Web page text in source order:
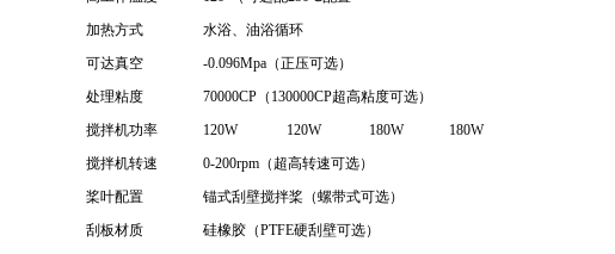
加热方式
水浴、油浴循环
可达真空
-0.096Mpa（正压可选）
处理粘度
70000CP（130000CP超高粘度可选）
搅拌机功率
120W 120W 180W
180W
搅拌机转速
0-200rpm（超高转速可选）
桨叶配置
锚式刮壁搅拌桨（螺带式可选）
刮板材质
硅橡胶（PTFE硬刮壁可选）